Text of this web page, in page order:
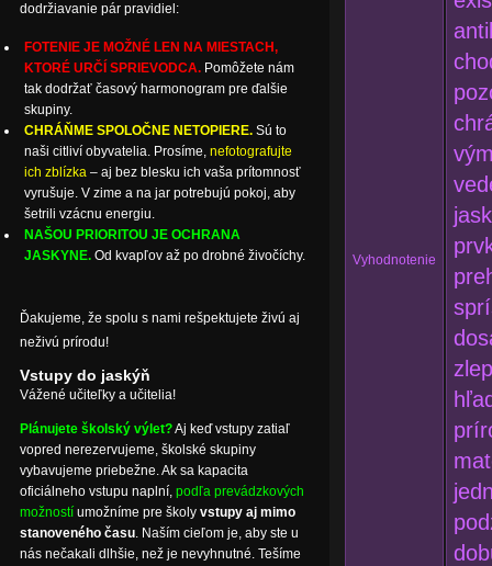
Vyhodnotenie
dodržiavanie pár pravidiel:
FOTENIE JE MOŽNÉ LEN NA MIESTACH,
KTORÉ URČÍ SPRIEVODCA. Pomôžete nám
tak dodržať časový harmonogram pre ďalšie
skupiny.
CHRÁŇME SPOLOČNE NETOPIERE. Sú to
naši citliví obyvatelia. Prosíme, nefotografujte
ich zblízka – aj bez blesku ich vaša prítomnosť
vyrušuje. V zime a na jar potrebujú pokoj, aby
šetrili vzácnu energiu.
NAŠOU PRIORITOU JE OCHRANA
JASKYNE. Od kvapľov až po drobné živočíchy.
Ďakujeme, že spolu s nami rešpektujete živú aj
neživú prírodu!
Vstupy do jaskýň
Vážené učiteľky a učitelia!
Plánujete školský výlet?Aj keď vstupy zatiaľ
vopred nerezervujeme, školské skupiny
vybavujeme priebežne. Ak sa kapacita
oficiálneho vstupu naplní, podľa prevádzkových
možností umožníme pre školy vstupy aj mimo
stanoveného času. Naším cieľom je, aby ste u
nás nečakali dlhšie, než je nevyhnutné. Tešíme